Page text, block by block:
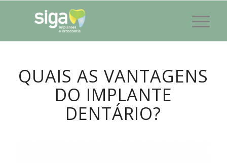
QUAIS AS VANTAGENS
DO IMPLANTE
DENTÁRIO?